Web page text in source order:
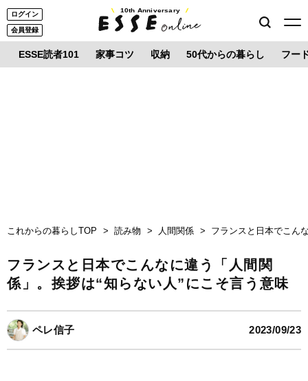
ログイン
会員登録
10th Anniversary
ESSE読者101 家事コツ 収納 50代からの暮らし フー
これからの暮らしTOP 読み物 人間関係 フランスと日本でこん
フランスと日本でこんなに違う「人間関
係」。挨拶は“知らない人”にこそ言う意味
ペレ信子 2023/09/23